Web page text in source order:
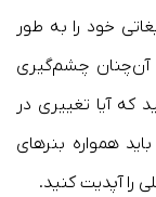
خود را به طور
آن‌چنان چشم‌گیری
که آیا تغییری در
همواره بنرهای
را آپدیت کنید.